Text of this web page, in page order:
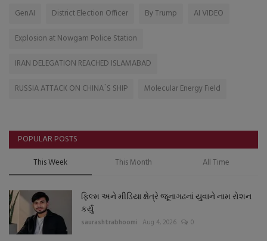
GenAI
District Election Officer By Trump
AI VIDEO
Explosion at Nowgam Police Station
IRAN DELEGATION REACHED ISLAMABAD
RUSSIA ATTACK ON CHINA`S SHIP
Molecular Energy Field
POPULAR POSTS
This Week This Month All Time
ફિલ્મ અને મીડિયા ક્ષેત્રે જૂનાગઢનાં યુવાને નામ રોશન
કર્યું
saurashtrabhoomi Aug 4, 2026 0